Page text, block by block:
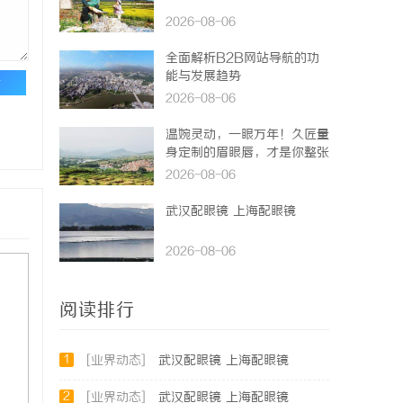
2026-08-06
全面解析B2B网站导航的功
能与发展趋势
2026-08-06
温婉灵动，一眼万年！久匠量
身定制的眉眼唇，才是你整张
脸的点睛之笔！淡颜系女生的
2026-08-06
武汉配眼镜 上海配眼镜
2026-08-06
阅读排行
1 [业界动态] 武汉配眼镜 上海配眼镜
2 [业界动态] 武汉配眼镜 上海配眼镜